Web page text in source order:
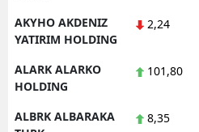
AKYHO AKDENIZ
YATIRIM HOLDING
2,24
ALARK ALARKO
HOLDING
101,80
ALBRK ALBARAKA
8,35